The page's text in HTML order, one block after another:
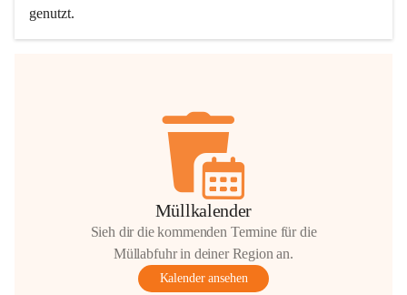
genutzt.
Müllkalender
Sieh dir die kommenden Termine für die
Müllabfuhr in deiner Region an.
Kalender ansehen